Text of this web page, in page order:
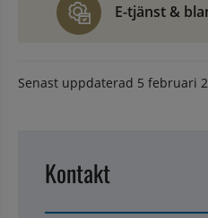
E-tjänst &
Senast uppdaterad 5 februari
Kontakt